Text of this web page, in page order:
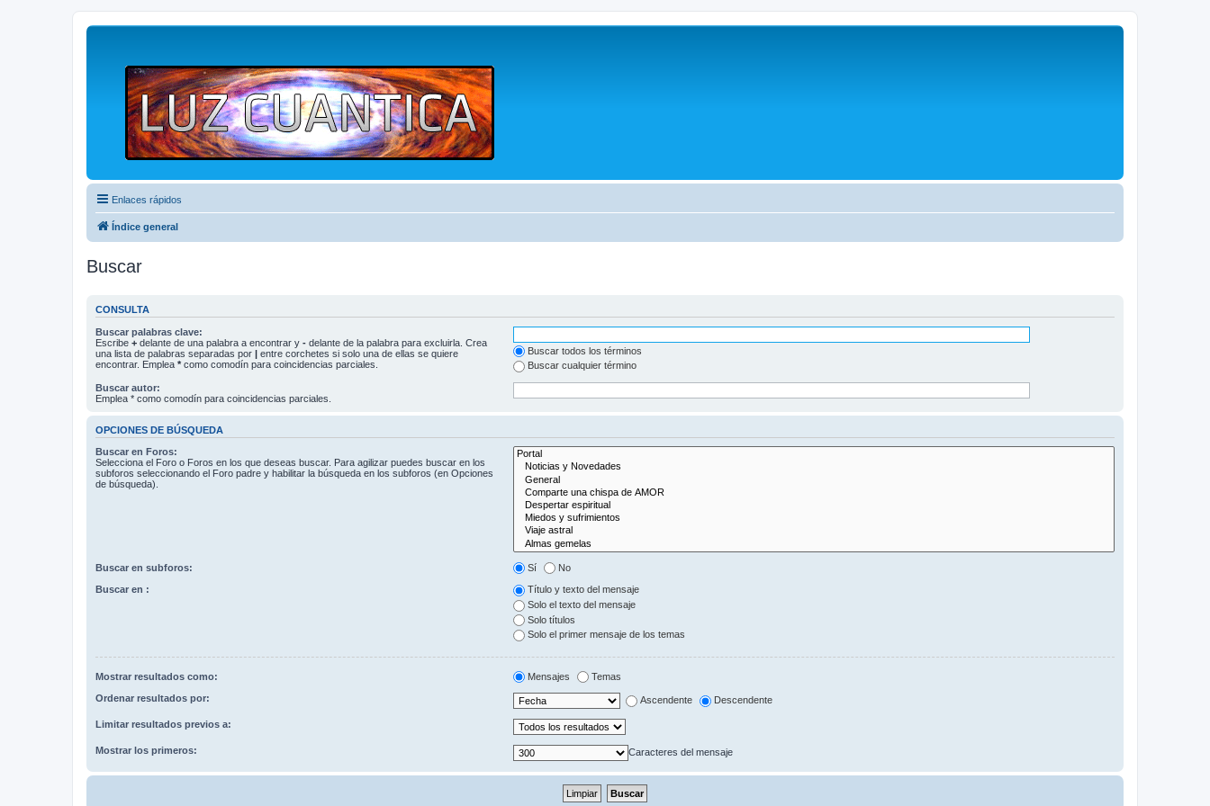
Enlaces rápidos
Índice general
Buscar
CONSULTA
Buscar palabras clave:
Escribe + delante de una palabra a encontrar y - delante de la palabra para excluirla. Crea
una lista de palabras separadas por | entre corchetes si solo una de ellas se quiere
encontrar. Emplea * como comodín para coincidencias parciales.
Buscar todos los términos
Buscar cualquier término
Buscar autor:
Emplea * como comodín para coincidencias parciales.
OPCIONES DE BÚSQUEDA
Buscar en Foros:
Selecciona el Foro o Foros en los que deseas buscar. Para agilizar puedes buscar en los
subforos seleccionando el Foro padre y habilitar la búsqueda en los subforos (en Opciones
de búsqueda).
Buscar en subforos: Sí No
Buscar en :
Título y texto del mensaje
Solo el texto del mensaje
Solo títulos
Solo el primer mensaje de los temas
Mostrar resultados como: Mensajes Temas
Ordenar resultados por: Ascendente Descendente
Limitar resultados previos a:
Mostrar los primeros: Caracteres del mensaje